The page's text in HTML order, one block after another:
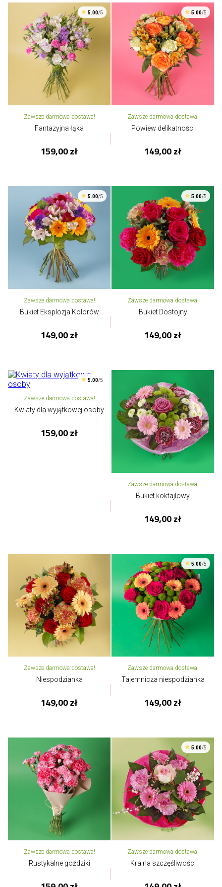
5.00/5
Zawsze darmowa dostawa!
Fantazyjna łąka
159,00 zł
5.00/5
Zawsze darmowa dostawa!
Powiew delikatności
149,00 zł
5.00/5
Zawsze darmowa dostawa!
Bukiet Eksplozja Kolorów
149,00 zł
5.00/5
Zawsze darmowa dostawa!
Bukiet Dostojny
149,00 zł
5.00/5
Zawsze darmowa dostawa!
Kwiaty dla wyjątkowej osoby
159,00 zł
Zawsze darmowa dostawa!
Bukiet koktajlowy
149,00 zł
Zawsze darmowa dostawa!
Niespodzianka
149,00 zł
5.00/5
Zawsze darmowa dostawa!
Tajemnicza niespodzianka
149,00 zł
Zawsze darmowa dostawa!
Rustykalne goździki
5.00/5
Zawsze darmowa dostawa!
Kraina szczęśliwości